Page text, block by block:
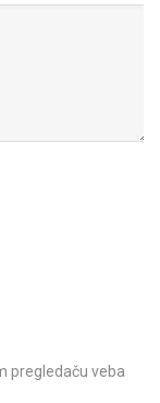
pregledaču veba